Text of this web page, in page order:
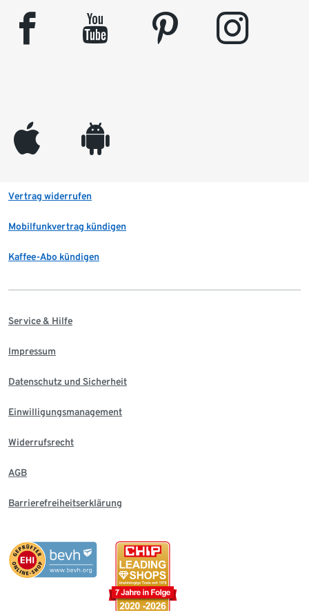
facebook youtube pinterest instagram
appleinc android
Vertrag widerrufen
Mobilfunkvertrag kündigen
Kaffee-Abo kündigen
Service & Hilfe
Impressum
Datenschutz und Sicherheit
Einwilligungsmanagement
Widerrufsrecht
AGB
Barrierefreiheitserklärung